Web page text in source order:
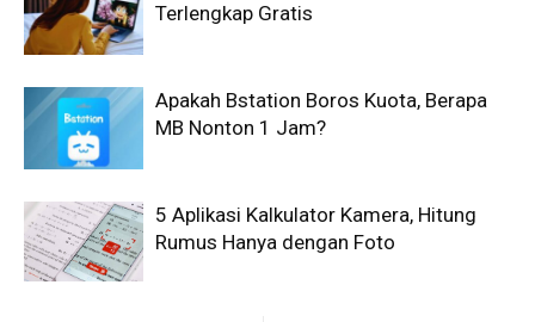
Terlengkap Gratis
Apakah Bstation Boros Kuota, Berapa
MB Nonton 1 Jam?
5 Aplikasi Kalkulator Kamera, Hitung
Rumus Hanya dengan Foto